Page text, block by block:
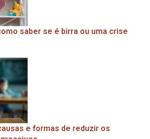
saber se é birra ou uma crise
e formas de reduzir os